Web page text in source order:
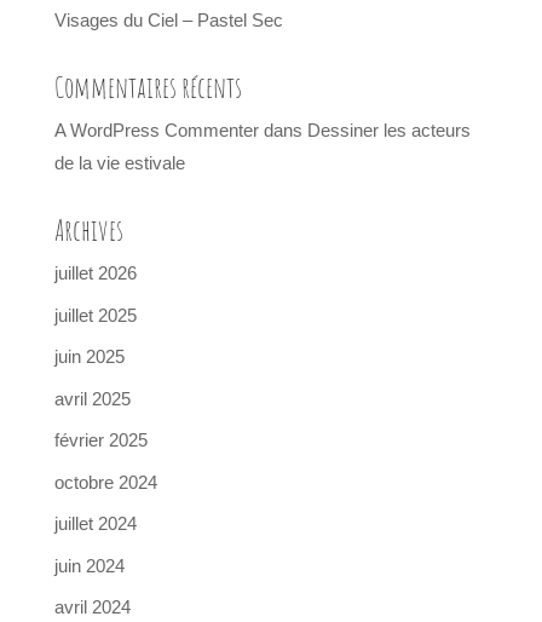
Visages du Ciel – Pastel Sec
Commentaires récents
A WordPress Commenterdans Dessiner les acteurs
de la vie estivale
Archives
juillet 2026
juillet 2025
juin 2025
avril 2025
février 2025
octobre 2024
juillet 2024
juin 2024
avril 2024